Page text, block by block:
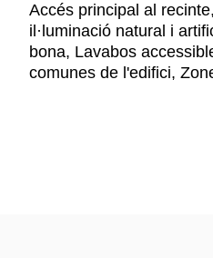
Accés principal al
il·luminació natural i
bona, Lavabos
comunes de l'edifici,